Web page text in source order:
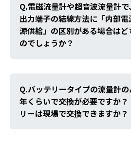
電磁流量計や超音波流量計
出力端子の結線方法に「内部
源供給」の区別がある場合は
のでしょうか？
バッテリータイプの流量計
年くらいで交換が必要ですか
リーは現場で交換できますか？